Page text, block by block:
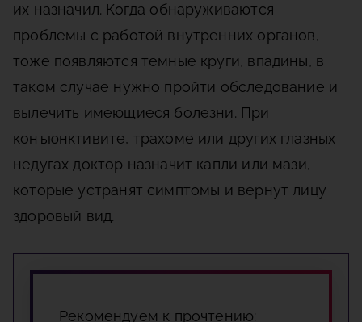
их назначил. Когда обнаруживаются
проблемы с работой внутренних органов,
тоже появляются темные круги, впадины, в
таком случае нужно пройти обследование и
вылечить имеющиеся болезни. При
конъюнктивите, трахоме или других глазных
недугах доктор назначит капли или мази,
которые устранят симптомы и вернут лицу
здоровый вид.
Рекомендуем к прочтению: